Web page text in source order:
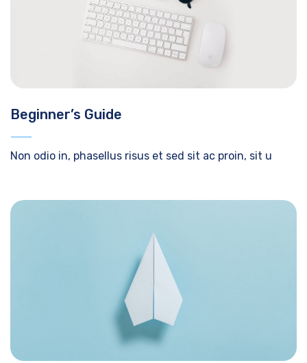
Beginner’s Guide
Non odio in, phasellus risus et sed sit ac proin, sit u